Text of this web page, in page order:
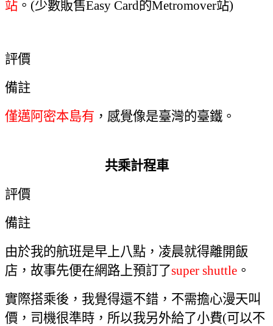
站 。 (少數販售Easy Card的Metromover站)
評價
備註
僅邁阿密本島有 ， 感覺像是臺灣的臺鐵 。
共乘計程車
評價
備註
由於我的航班是早上八點，凌晨就得離開飯
店，故事先便在網路上預訂了super shuttle 。
實際搭乘後 ， 我覺得還不錯，不需擔心漫天叫
價 ， 司機很準時，所以我另外給了小費(可以不